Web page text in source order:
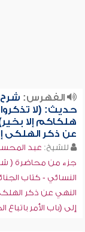
الفهرس: شرح
حديث: (لا تذكروا
هلكاكم إلا
عن ذكر الهلكى
للشيخ: عبد
جزء من محاضرة (
النسائي - كتاب
النهي عن ذكر
إلى (باب الأمر باتباع